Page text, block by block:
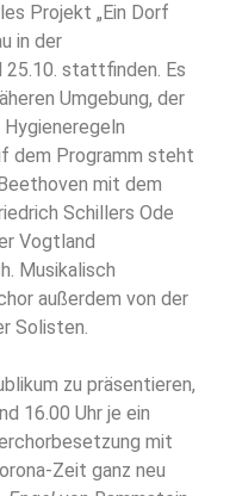
Projekt „Ein Dorf
in der
25.10. stattfinden. Es
Umgebung, der
dem Programm steht
mit dem
Schillers Ode
Vogtland
Musikalisch
außerdem von der
Solisten.
zu präsentieren,
16.00 Uhr je ein
mit
Zeit ganz neu